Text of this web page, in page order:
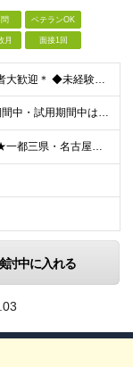
ベテランOK
月 面接1回
＊学歴・経験不問！未経験者大歓迎＊ ◆未経験からWebクリエイターとして働いてみたい方 ◆第二新卒・ブランクのある方も大歓迎！ ★学歴・知識・経験は一切問いません！ ★面接は「ポートフォリオ」「実
月給25万円～50万円 研修期間中・試用期間中は給与が異なります。 >>研修期間中（入社6ヶ月後）の給与 一律：月給21万円～50万円 >>試用期間中（6ヶ月）の給与 関東：月給21万円～ 関西
★転勤なし★リモートあり★一都三県・名古屋・関西・九州 ◎案件によって ┗完全在宅勤務（フルリモート）も可能！ ┗希望に応じて幅広い働き方やプランが選べます！ ◆本社または一都三県 （東京都・
討中に入れる